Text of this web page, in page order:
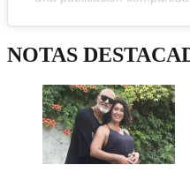
NOTAS